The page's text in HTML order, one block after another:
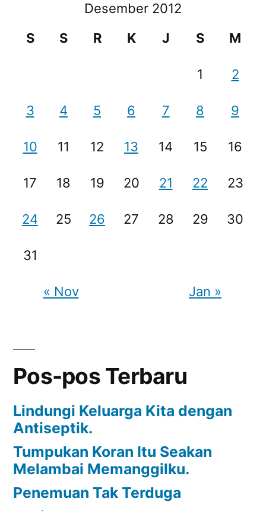
Desember 2012
S
S R K J S M
1 2
3 4 5 6 7 8 9
10 11 12 13 14 15 16
17 18 19 20 21 22 23
24 25 26 27 28 29 30
31
« Nov Jan »
Pos-pos Terbaru
Lindungi Keluarga Kita dengan
Antiseptik.
Tumpukan Koran Itu Seakan
Melambai Memanggilku.
Penemuan Tak Terduga